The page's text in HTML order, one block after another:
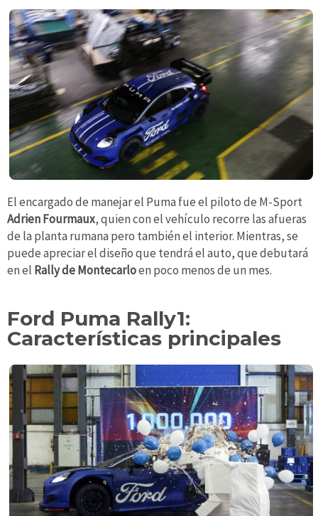
El encargado de manejar el Puma fue el piloto de M-Sport
Adrien Fourmaux, quien con el vehículo recorre las afueras
de la planta rumana pero también el interior. Mientras, se
puede apreciar el diseño que tendrá el auto, que debutará
en el Rally de Montecarloen poco menos de un mes.
Ford Puma Rally1:
Características principales